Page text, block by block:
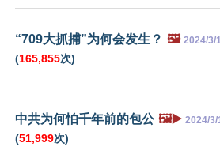
“709大抓捕”为何会发生？ 🖼️ 2024/3/
(165,855次)
中共为何怕千年前的包公 🖼️▶️ 2024/3/
(51,999次)